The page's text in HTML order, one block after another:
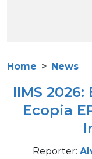
Home News
IIMS
Ecopia
Reporter: